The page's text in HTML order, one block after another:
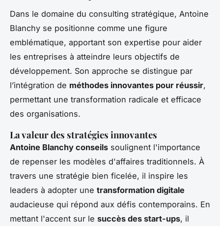
Dans le domaine du consulting stratégique, Antoine
Blanchy se positionne comme une figure
emblématique, apportant son expertise pour aider
les entreprises à atteindre leurs objectifs de
développement. Son approche se distingue par
l’intégration de méthodes innovantes pour réussir,
permettant une transformation radicale et efficace
des organisations.
La valeur des stratégies innovantes
Antoine Blanchy conseils soulignent l'importance
de repenser les modèles d'affaires traditionnels. À
travers une stratégie bien ficelée, il inspire les
leaders à adopter une transformation digitale
audacieuse qui répond aux défis contemporains. En
mettant l'accent sur le succès des start-ups, il